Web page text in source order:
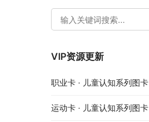
VIP资源更新
职业卡 · 儿童认知系列图卡
运动卡 · 儿童认知系列图卡